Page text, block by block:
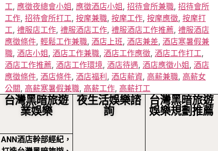
工, 應徵夜總會小姐, 應徵酒店小姐, 招待會所兼職, 招待會所
工作, 招待會所打工, 按摩兼職, 按摩工作, 按摩應徵, 按摩打
工, 禮服店工作, 禮服酒店工作, 禮服酒店工作推薦, 禮服酒店
應徵條件, 輕鬆工作兼職, 酒店上班, 酒店兼差, 酒店寒暑假兼
職, 酒店小姐, 酒店工作兼職, 酒店工作應徵, 酒店工作打工,
酒店工作推薦, 酒店工作環境, 酒店待遇, 酒店應徵小姐, 酒店
應徵條件, 酒店條件, 酒店福利, 酒店薪資, 高薪兼職, 高薪女
公關, 高薪寒暑假兼職, 高薪工作, 高薪打工
台灣黑暗旅遊
業娛樂
ANN酒店幹部經紀，
夜生活娛樂諮
詢
台灣黑暗旅遊
娛樂規劃推薦